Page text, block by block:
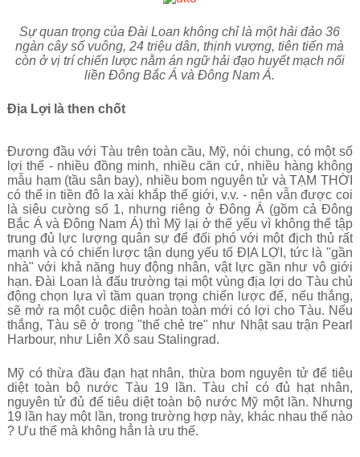
Sự quan trọng của Đài Loan không chỉ là một hải đảo 36
ngàn cây số vuông, 24 triệu dân, thịnh vượng, tiên tiến mà
còn ở vị trí chiến lược nằm án ngữ hải đạo huyết mạch nối
liền Đông Bắc Á và Đông Nam Á.
Địa Lợi là then chốt
Đương đầu với Tàu trên toàn cầu, Mỹ, nói chung, có một số
lợi thế - nhiều đồng minh, nhiều căn cứ, nhiều hàng không
mẫu hạm (tầu sân bay), nhiều bom nguyên tử và TẠM THỜI
có thể in tiền đô la xài khắp thế giới, v.v. - nên vẫn được coi
là siêu cường số 1, nhưng riêng ở Đông Á (gồm cả Đông
Bắc Á và Đông Nam Á) thì Mỹ lại ở thế yếu vì không thể tập
trung đủ lực lượng quân sự để đối phó với một địch thủ rất
mạnh và có chiến lược tận dụng yếu tố ĐỊA LỢI, tức là "gần
nhà" với khả năng huy động nhân, vật lực gần như vô giới
hạn. Đài Loan là đấu trường tại một vùng địa lợi do Tàu chủ
động chọn lựa vì tầm quan trọng chiến lược để, nếu thắng,
sẽ mở ra một cuộc diện hoàn toàn mới có lợi cho Tàu. Nếu
thắng, Tàu sẽ ở trong "thế chẻ tre" như Nhật sau trận Pearl
Harbour, như Liên Xô sau Stalingrad.
Mỹ có thừa đầu đạn hạt nhân, thừa bom nguyên tử để tiêu
diệt toàn bộ nước Tàu 19 lần. Tàu chỉ có đủ hạt nhân,
nguyên tử đủ để tiêu diệt toàn bộ nước Mỹ một lần. Nhưng
19 lần hay một lần, trong trường hợp này, khác nhau thế nào
? Ưu thế mà không hẳn là ưu thế.